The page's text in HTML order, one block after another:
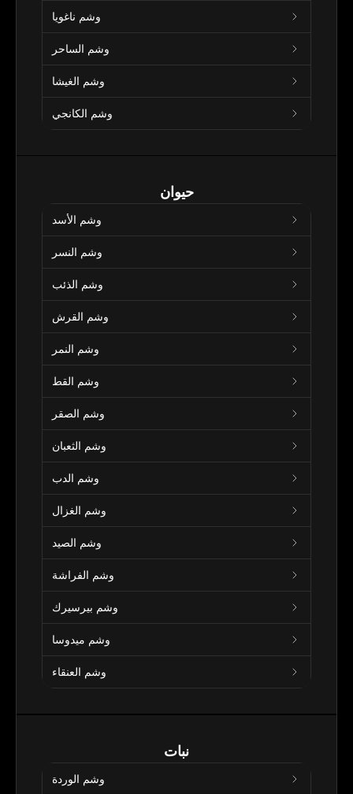
وشم ناغويا
وشم الساحر
وشم الغيشا
وشم الكانجي
حيوان
وشم الأسد
وشم النسر
وشم الذئب
وشم القرش
وشم النمر
وشم القط
وشم الصقر
وشم الثعبان
وشم الدب
وشم الغزال
وشم الصيد
وشم الفراشة
وشم بيرسيرك
وشم ميدوسا
وشم العنقاء
نبات
وشم الوردة